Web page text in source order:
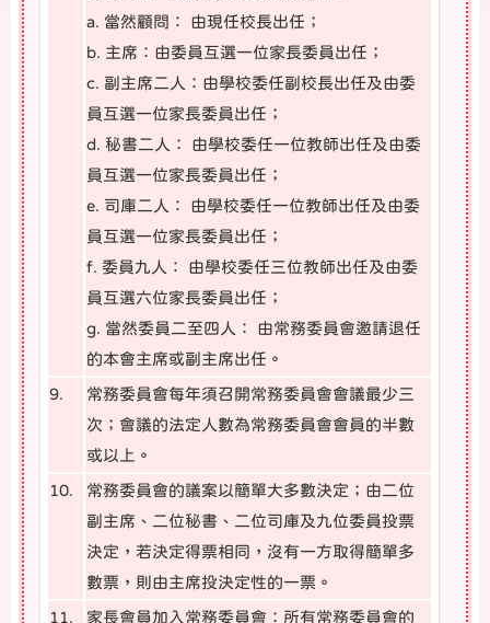
a. 當然顧問： 由現任校長出任；
b. 主席：由委員互選一位家長委員出任；
c. 副主席二人：由學校委任副校長出任及由委
員互選一位家長委員出任；
d. 秘書二人： 由學校委任一位教師出任及由委
員互選一位家長委員出任；
e. 司庫二人： 由學校委任一位教師出任及由委
員互選一位家長委員出任；
f. 委員九人： 由學校委任三位教師出任及由委
員互選六位家長委員出任；
g. 當然委員二至四人： 由常務委員會邀請退任
的本會主席或副主席出任。
9.
常務委員會每年須召開常務委員會會議最少三
次；會議的法定人數為常務委員會會員的半數
或以上。
10.
常務委員會的議案以簡單大多數決定；由二位
副主席、二位秘書、二位司庫及九位委員投票
決定，若決定得票相同，沒有一方取得簡單多
數票，則由主席投決定性的一票。
11.
家長會員加入常務委員會：所有常務委員會的